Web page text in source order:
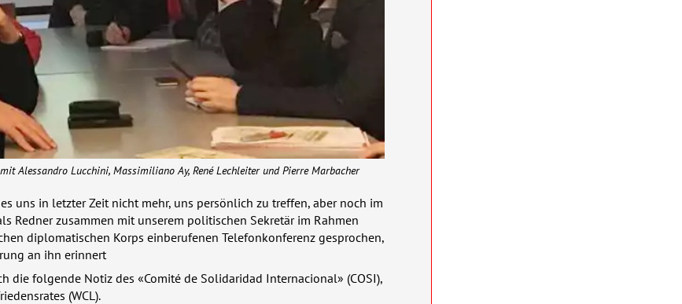
Alessandro Lucchini, Massimiliano Ay, René Lechleiter und Pierre Marbacher
uns in letzter Zeit nicht mehr, uns persönlich zu treffen, aber noch im
Redner zusammen mit unserem politischen Sekretär im Rahmen
diplomatischen Korps einberufenen Telefonkonferenz gesprochen,
an ihn erinnert
die folgende Notiz des «Comité de Solidaridad Internacional» (COSI),
(WCL ).